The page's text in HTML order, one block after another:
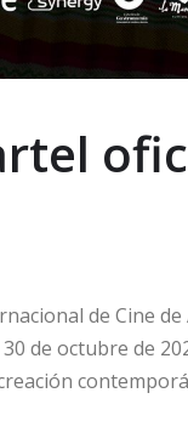
de Cine
de octubre de